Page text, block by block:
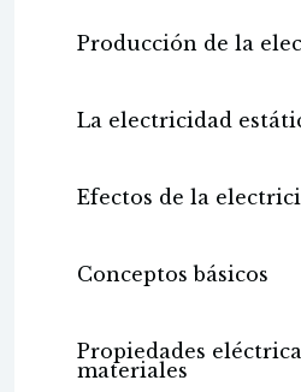
Producción de la
La electricidad
Efectos de la
Conceptos básicos
Propiedades
materiales